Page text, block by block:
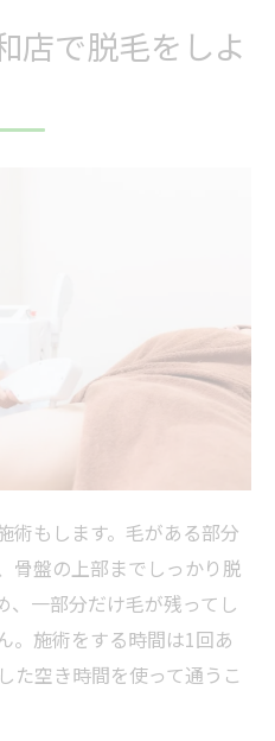
店で脱毛をしよ
術もします。毛がある部分
骨盤の上部までしっかり脱
、一部分だけ毛が残ってし
。施術をする時間は1回あ
た空き時間を使って通うこ